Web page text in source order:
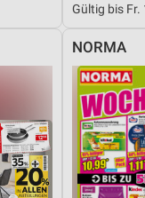
Gültig bis Fr.
NORMA